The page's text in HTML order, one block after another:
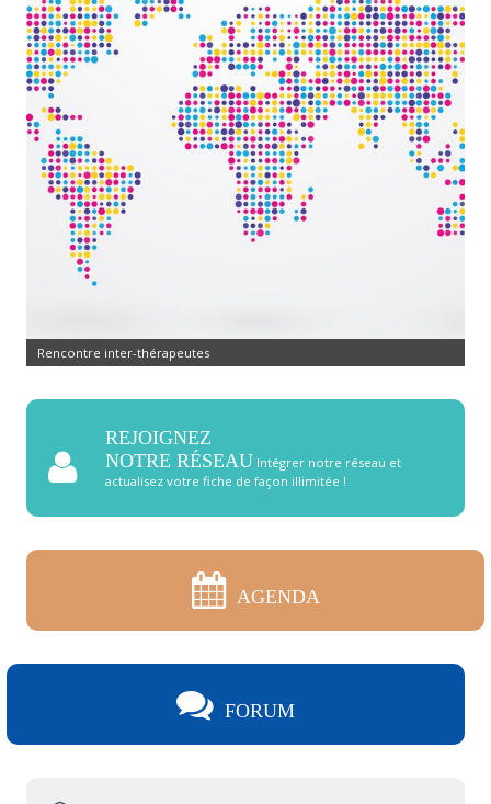
Rencontre inter-thérapeutes
REJOIGNEZ
NOTRE RÉSEAU Intégrer notre réseau et
actualisez votre fiche de façon illimitée !
AGENDA
FORUM